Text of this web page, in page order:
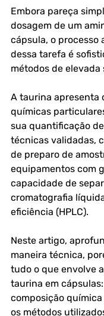
Embora pareça
dosagem de um
cápsula, o processo
dessa tarefa é
métodos de elevada
A taurina apresenta
químicas
sua quantificação
técnicas validadas,
de preparo de
equipamentos com
capacidade de
cromatografia
eficiência (HPLC).
Neste artigo,
maneira técnica,
tudo o que envolve
taurina em
composição
os métodos